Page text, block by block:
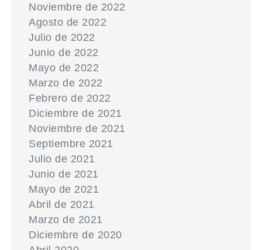
Noviembre de 2022
Agosto de 2022
Julio de 2022
Junio de 2022
Mayo de 2022
Marzo de 2022
Febrero de 2022
Diciembre de 2021
Noviembre de 2021
Septiembre 2021
Julio de 2021
Junio de 2021
Mayo de 2021
Abril de 2021
Marzo de 2021
Diciembre de 2020